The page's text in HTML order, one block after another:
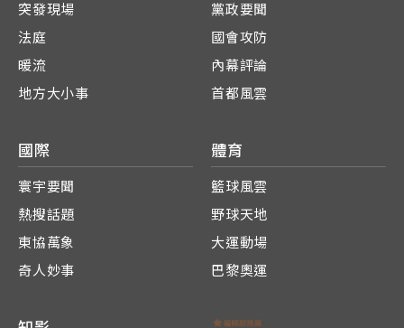
突發現場
法庭
暖流
地方大小事
黨政要聞
國會攻防
內幕評論
首都風雲
國際
寰宇要聞
熱搜話題
東協萬象
奇人妙事
體育
籃球風雲
野球天地
大運動場
巴黎奧運